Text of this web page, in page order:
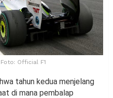
Official F1
tahun kedua menjelang
di mana pembalap